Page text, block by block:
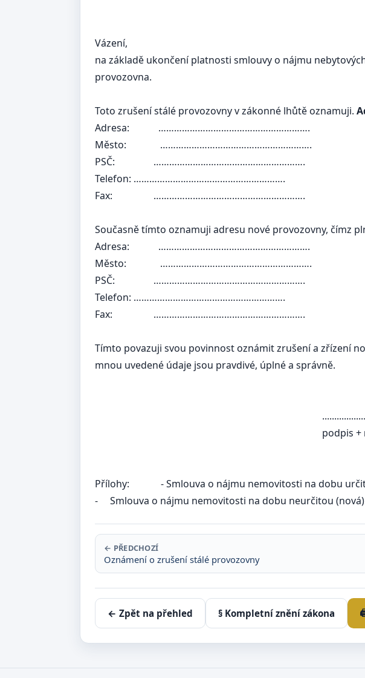
Vázení,
na základě ukončení platnosti smlouvy o nájmu
provozovna.
Toto zrušení stálé provozovny v zákonné lhůtě oznamuji.
Adresa: ………………………………………………….
Město: ………………………………………………….
PSČ: ………………………………………………….
Telefon: ………………………………………………….
Fax: ………………………………………………….
Současně tímto oznamuji adresu nové provozovny, čímz
Adresa: ………………………………………………….
Město: ………………………………………………….
PSČ: ………………………………………………….
Telefon: ………………………………………………….
Fax: ………………………………………………….
Tímto povazuji svou povinnost oznámit zrušení a zřízení
mnou uvedené údaje jsou pravdivé, úplné a správně.
podpis +
Přílohy: - Smlouva o nájmu nemovitosti na dobu
- Smlouva o nájmu nemovitosti na dobu neurčitou (nová)
← PŘEDCHOZÍ
Oznámení o zrušení stálé provozovny
← Zpět na přehled § Kompletní znění zákona